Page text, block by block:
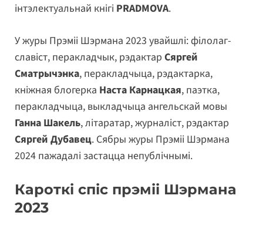
інтэлектуальнай кнігі PRADMOVA.
У журы Прэміі Шэрмана 2023 увайшлі: філолаг-
славіст, перакладчык, рэдактар Сяргей
Сматрычэнка, перакладчыца, рэдактарка,
кніжная блогерка Наста Карнацкая, паэтка,
перакладчыца, выкладчыца ангельскай мовы
Ганна Шакель, літаратар, журналіст, рэдактар
Сяргей Дубавец. Cябры журы Прэміі Шэрмана
2024 пажадалі застацца непублічнымі.
Кароткі спіс прэміі Шэрмана
2023